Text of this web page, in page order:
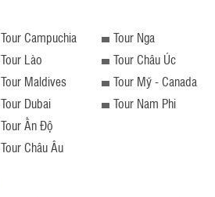
Tour Campuchia
Tour Lào
Tour Maldives
Tour Dubai
Tour Ấn Độ
Tour Châu Âu
Tour Nga
Tour Châu Úc
Tour Mỹ - Canada
Tour Nam Phi